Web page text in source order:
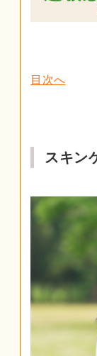
目次へ
スキン